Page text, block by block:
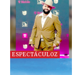
ESPECTÁCULOZ